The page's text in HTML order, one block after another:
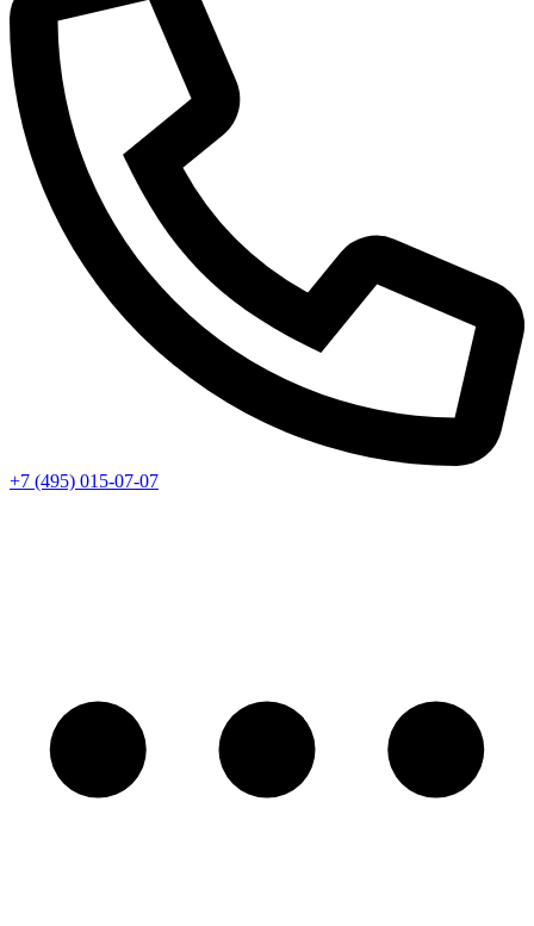
+7 (495) 015-07-07